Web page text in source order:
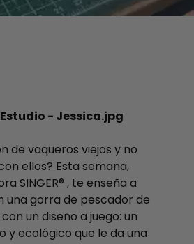
de vaqueros viejos y no
ellos? Esta semana,
SINGER® , te enseña a
una gorra de pescador de
un diseño a juego: un
y ecológico que le da una